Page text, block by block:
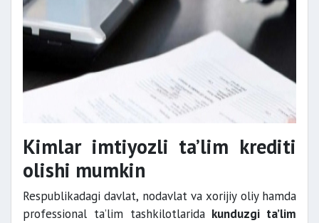
Kimlar imtiyozli ta’lim krediti
olishi mumkin
Respublikadagi davlat, nodavlat va xorijiy oliy hamda
professional ta’lim tashkilotlarida kunduzgi ta’lim